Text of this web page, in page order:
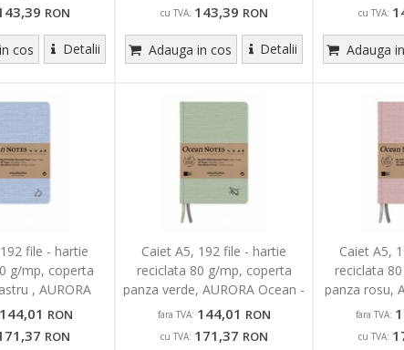
RON
cos Detalii
cu TVA: 143,39 RON
Adauga in cos Detalii
cu TVA:
Adauga
file - hartie
g/mp, coperta
, AURORA
- dictando
144,01 RON
RON
Caiet A5, 192 file - hartie
reciclata 80 g/mp, coperta
panza verde, AURORA Ocean -
dictando
fara TVA: 144,01 RON
cu TVA: 171,37 RON
Caiet A5,
reciclata
panza rosu,
fara TVA:
cu TVA: